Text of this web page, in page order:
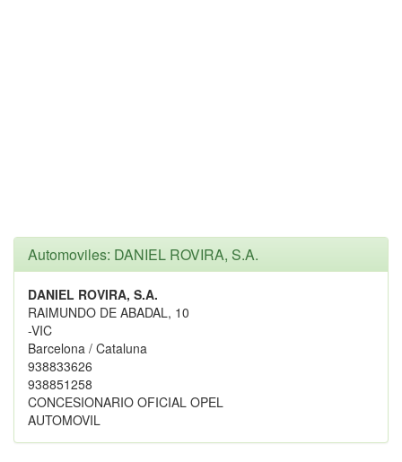
Automoviles: DANIEL ROVIRA, S.A.
DANIEL ROVIRA, S.A.
RAIMUNDO DE ABADAL, 10
-VIC
Barcelona / Cataluna
938833626
938851258
CONCESIONARIO OFICIAL OPEL
AUTOMOVIL